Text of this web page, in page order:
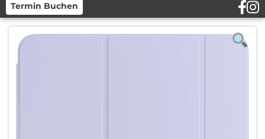
Termin Buchen